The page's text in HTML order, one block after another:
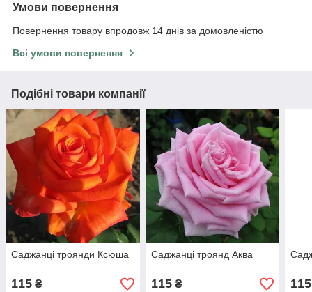
Умови повернення
Повернення товару впродовж 14 днів за домовленістю
Всі умови повернення
Подібні товари компанії
Саджанці троянди Ксюша
115 ₴
Саджанці троянд Аква
115₴ 115